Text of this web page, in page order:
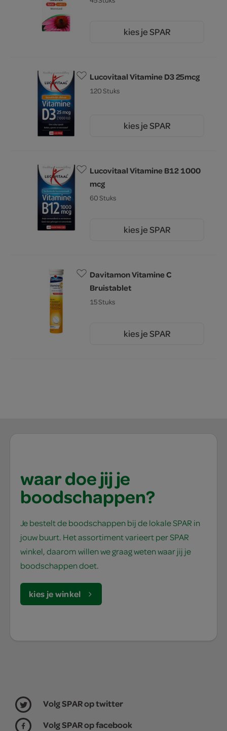
kies je SPAR
Lucovitaal Vitamine D3 25mcg
120 Stuks
kies je SPAR
Lucovitaal Vitamine B12 1000
mcg
60 Stuks
kies je SPAR
Davitamon Vitamine C
Bruistablet
15 Stuks
kies je SPAR
waar doe jij je
boodschappen?
Je bestelt de boodschappen bij de lokale SPAR in
jouw buurt. Het assortiment varieert per SPAR
winkel, daarom willen we graag weten waar jij je
boodschappen doet.
kies je winkel
Volg SPAR op twitter
Volg SPAR op facebook